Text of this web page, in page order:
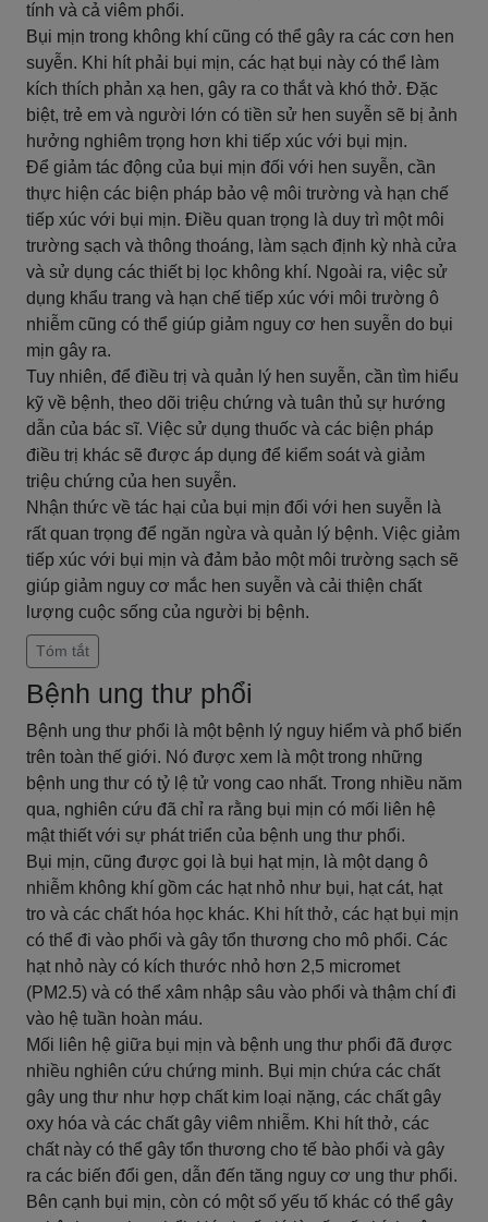
tính và cả viêm phổi.
Bụi mịn trong không khí cũng có thể gây ra các cơn hen
suyễn. Khi hít phải bụi mịn, các hạt bụi này có thể làm
kích thích phản xạ hen, gây ra co thắt và khó thở. Đặc
biệt, trẻ em và người lớn có tiền sử hen suyễn sẽ bị ảnh
hưởng nghiêm trọng hơn khi tiếp xúc với bụi mịn.
Để giảm tác động của bụi mịn đối với hen suyễn, cần
thực hiện các biện pháp bảo vệ môi trường và hạn chế
tiếp xúc với bụi mịn. Điều quan trọng là duy trì một môi
trường sạch và thông thoáng, làm sạch định kỳ nhà cửa
và sử dụng các thiết bị lọc không khí. Ngoài ra, việc sử
dụng khẩu trang và hạn chế tiếp xúc với môi trường ô
nhiễm cũng có thể giúp giảm nguy cơ hen suyễn do bụi
mịn gây ra.
Tuy nhiên, để điều trị và quản lý hen suyễn, cần tìm hiểu
kỹ về bệnh, theo dõi triệu chứng và tuân thủ sự hướng
dẫn của bác sĩ. Việc sử dụng thuốc và các biện pháp
điều trị khác sẽ được áp dụng để kiểm soát và giảm
triệu chứng của hen suyễn.
Nhận thức về tác hại của bụi mịn đối với hen suyễn là
rất quan trọng để ngăn ngừa và quản lý bệnh. Việc giảm
tiếp xúc với bụi mịn và đảm bảo một môi trường sạch sẽ
giúp giảm nguy cơ mắc hen suyễn và cải thiện chất
lượng cuộc sống của người bị bệnh.
Tóm tắt
Bệnh ung thư phổi
Bệnh ung thư phổi là một bệnh lý nguy hiểm và phổ biến
trên toàn thế giới. Nó được xem là một trong những
bệnh ung thư có tỷ lệ tử vong cao nhất. Trong nhiều năm
qua, nghiên cứu đã chỉ ra rằng bụi mịn có mối liên hệ
mật thiết với sự phát triển của bệnh ung thư phổi.
Bụi mịn, cũng được gọi là bụi hạt mịn, là một dạng ô
nhiễm không khí gồm các hạt nhỏ như bụi, hạt cát, hạt
tro và các chất hóa học khác. Khi hít thở, các hạt bụi mịn
có thể đi vào phổi và gây tổn thương cho mô phổi. Các
hạt nhỏ này có kích thước nhỏ hơn 2,5 micromet
(PM2.5) và có thể xâm nhập sâu vào phổi và thậm chí đi
vào hệ tuần hoàn máu.
Mối liên hệ giữa bụi mịn và bệnh ung thư phổi đã được
nhiều nghiên cứu chứng minh. Bụi mịn chứa các chất
gây ung thư như hợp chất kim loại nặng, các chất gây
oxy hóa và các chất gây viêm nhiễm. Khi hít thở, các
chất này có thể gây tổn thương cho tế bào phổi và gây
ra các biến đổi gen, dẫn đến tăng nguy cơ ung thư phổi.
Bên cạnh bụi mịn, còn có một số yếu tố khác có thể gây